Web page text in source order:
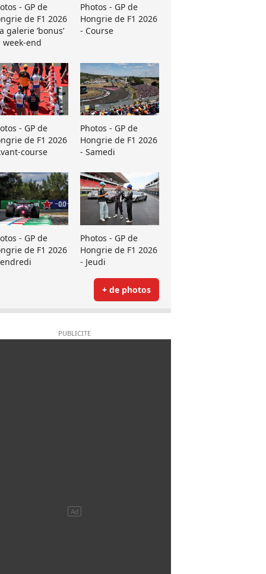
- GP de
de F1 2026
galerie ’bonus’
week-end
Photos - GP de
Hongrie de F1 2026
- Course
- GP de
de F1 2026
course
Photos - GP de
Hongrie de F1 2026
- Samedi
- GP de
de F1 2026
Photos - GP de
Hongrie de F1 2026
- Jeudi
+ de photos